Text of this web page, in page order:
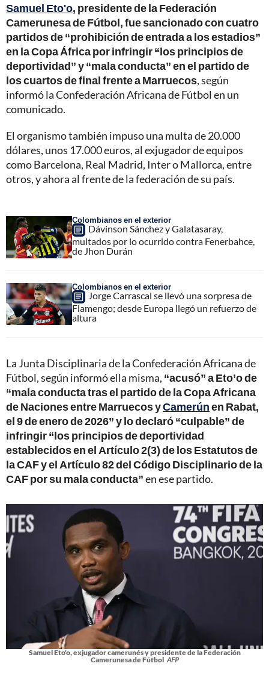
Samuel Eto'o, presidente de la Federación
Camerunesa de Fútbol, fue sancionado con cuatro
partidos de “prohibición de entrada a los estadios”
en la Copa África por infringir “los principios de
deportividad” y “mala conducta” en el partido de
los cuartos de final frente a Marruecos, según
informó la Confederación Africana de Fútbol en un
comunicado.
El organismo también impuso una multa de 20.000
dólares, unos 17.000 euros, al exjugador de equipos
como Barcelona, Real Madrid, Inter o Mallorca, entre
otros, y ahora al frente de la federación de su país.
Colombianos en el exterior
Dávinson Sánchez y Galatasaray,
multados por lo ocurrido contra Fenerbahce,
de Jhon Durán
Colombianos en el exterior
Jorge Carrascal se llevó una sorpresa de
Flamengo; desde Europa llegó un refuerzo de
altura
La Junta Disciplinaria de la Confederación Africana de
Fútbol, según informó ella misma, “acusó” a Eto’o de
“mala conducta tras el partido de la Copa Africana
de Naciones entre Marruecos yCamerúnen Rabat,
el 9 de enero de 2026” y lo declaró “culpable” de
infringir “los principios de deportividad
establecidos en el Artículo 2(3) de los Estatutos de
la CAF y el Artículo 82 del Código Disciplinario de la
CAF por su mala conducta”en ese partido.
Samuel Eto'o, exjugador camerunés y presidente de la Federación
Camerunesa de Fútbol AFP